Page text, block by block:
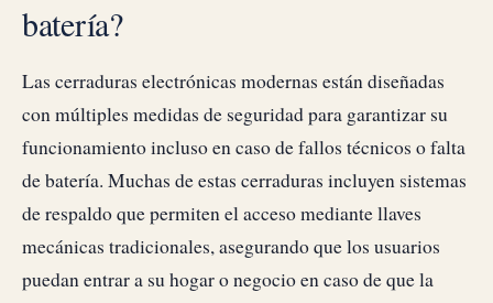
batería?
Las cerraduras electrónicas modernas están diseñadas
con múltiples medidas de seguridad para garantizar su
funcionamiento incluso en caso de fallos técnicos o falta
de batería. Muchas de estas cerraduras incluyen sistemas
de respaldo que permiten el acceso mediante llaves
mecánicas tradicionales, asegurando que los usuarios
puedan entrar a su hogar o negocio en caso de que la